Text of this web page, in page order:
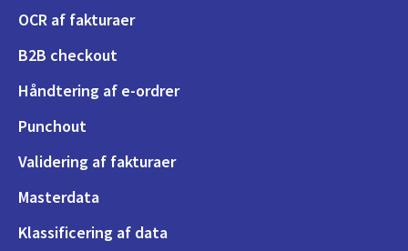
OCR af fakturaer
B2B checkout
Håndtering af e-ordrer
Punchout
Validering af fakturaer
Masterdata
Klassificering af data